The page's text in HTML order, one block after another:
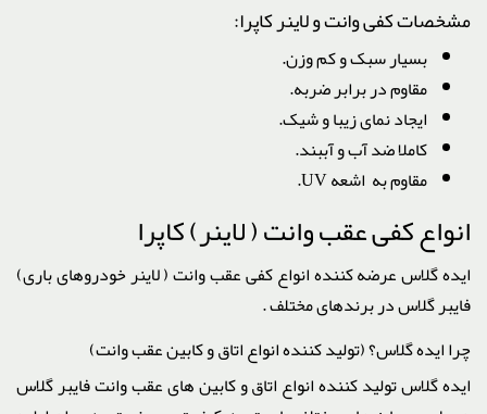
مشخصات کفی وانت و لاینر کاپرا:
بسیار سبک و کم وزن.
مقاوم در برابر ضربه.
ایجاد نمای زیبا و شیک.
کاملا ضد آب و آببند.
مقاوم به اشعه UV.
انواع کفی عقب وانت ( لاینر) کاپرا
ایده گلاس عرضه کننده انواع کفی عقب وانت ( لاینر خودروهای باری)
فایبر گلاس در برندهای مختلف .
چرا ایده گلاس؟ (تولید کننده انواع اتاق و کابین عقب وانت)
ایده گلاس تولید کننده انواع اتاق و کابین های عقب وانت فایبر گلاس